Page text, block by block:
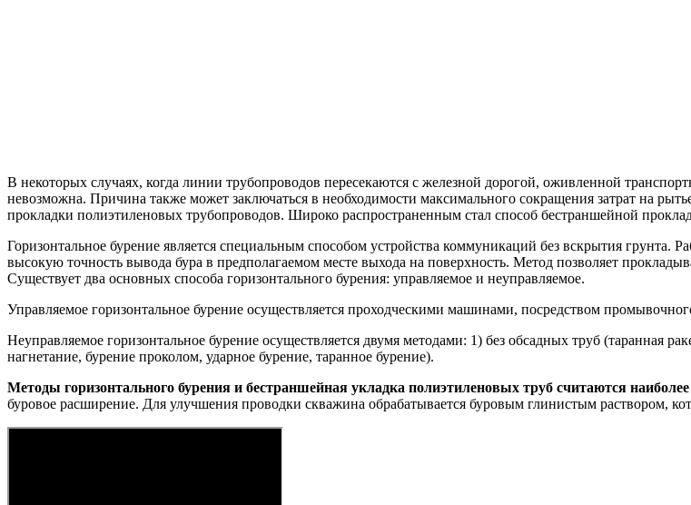
В некоторых случаях, когда линии трубопроводов пересекаются с железной дорогой, оживленной
невозможна. Причина также может заключаться в необходимости максимального сокращения затрат на
прокладки полиэтиленовых трубопроводов. Широко распространенным стал способ бестраншейной
Горизонтальное бурение является специальным способом устройства коммуникаций без вскрытия грунта.
высокую точность вывода бура в предполагаемом месте выхода на поверхность. Метод позволяет
Существует два основных способа горизонтального бурения: управляемое и неуправляемое.
Управляемое горизонтальное бурение осуществляется проходческими машинами, посредством
Неуправляемое горизонтальное бурение осуществляется двумя методами: 1) без обсадных труб (таранная
нагнетание, бурение проколом, ударное бурение, таранное бурение).
Методы горизонтального бурения и бестраншейная укладка полиэтиленовых труб считаются
буровое расширение. Для улучшения проводки скважина обрабатывается буровым глинистым раствором,